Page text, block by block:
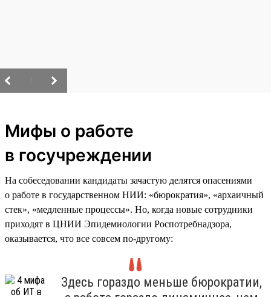
Мифы о работе
в госучреждении
На собеседовании кандидаты зачастую делятся опасениями
о работе в государственном НИИ: «бюрократия», «архаичный
стек», «медленные процессы». Но, когда новые сотрудники
приходят в ЦНИИ Эпидемиологии Роспотребнадзора,
оказывается, что все совсем по-другому:
Здесь гораздо меньше бюрократии,